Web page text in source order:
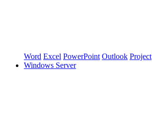
Word Excel PowerPoint Outlook Project
Windows Server